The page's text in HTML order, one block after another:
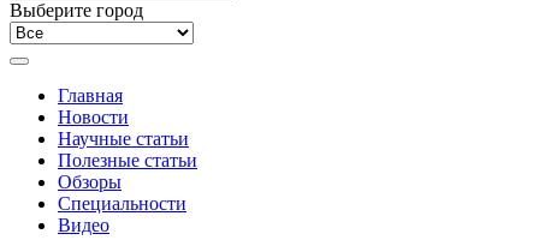
Выберите город
Главная
Новости
Научные статьи
Полезные статьи
Обзоры
Специальности
Видео